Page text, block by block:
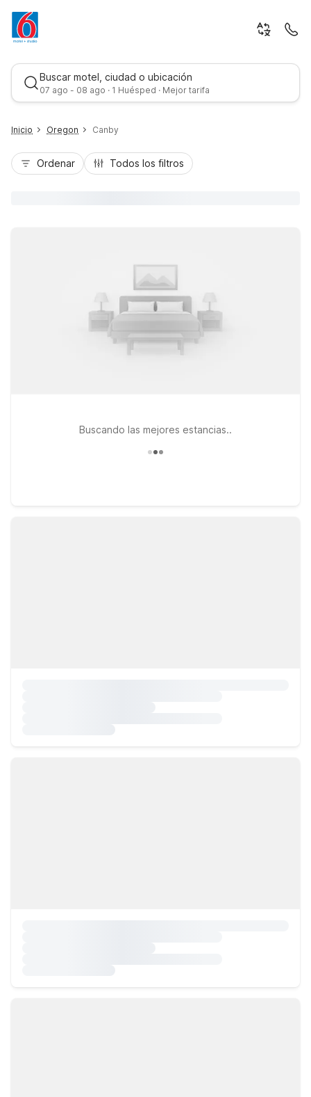
Buscar motel, ciudad o ubicación
07 ago - 08 ago · 1 Huésped · Mejor tarifa
Inicio Oregon Canby
Ordenar Todos los filtros
Buscando las mejores estancias..